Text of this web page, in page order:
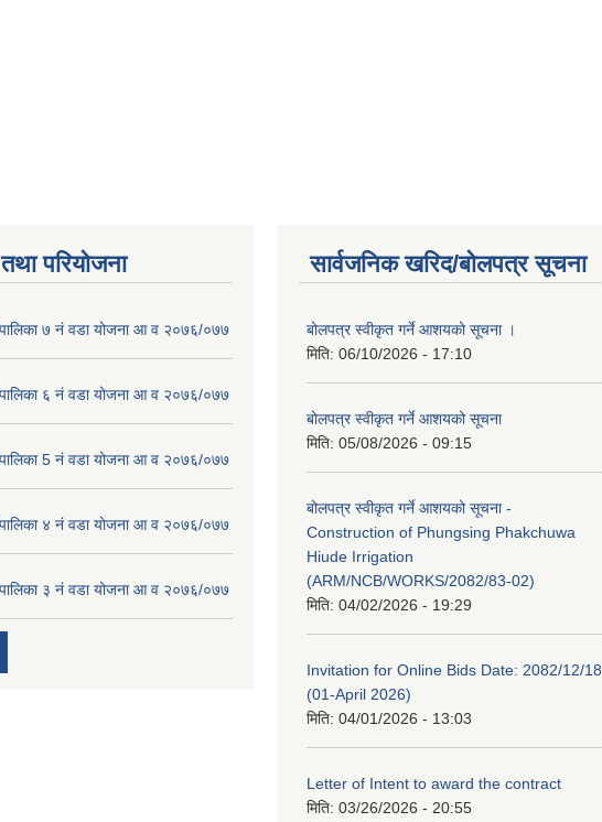
परियोजना
७ नं वडा योजना आ व २०७६/०७७
६ नं वडा योजना आ व २०७६/०७७
5 नं वडा योजना आ व २०७६/०७७
४ नं वडा योजना आ व २०७६/०७७
३ नं वडा योजना आ व २०७६/०७७
सार्वजनिक खरिद/बोलपत्र सूचना
बोलपत्र स्वीकृत गर्ने आशयको सूचना ।
मिति: 06/10/2026 - 17:10
बोलपत्र स्वीकृत गर्ने आशयको सूचना
मिति: 05/08/2026 - 09:15
बोलपत्र स्वीकृत गर्ने आशयको सूचना -
Construction of Phungsing Phakchuwa
Hiude Irrigation
(ARM/NCB/WORKS/2082/83-02)
मिति: 04/02/2026 - 19:29
Invitation for Online Bids Date: 2082/12/18
(01-April 2026)
मिति: 04/01/2026 - 13:03
Letter of Intent to award the contract
मिति: 03/26/2026 - 20:55